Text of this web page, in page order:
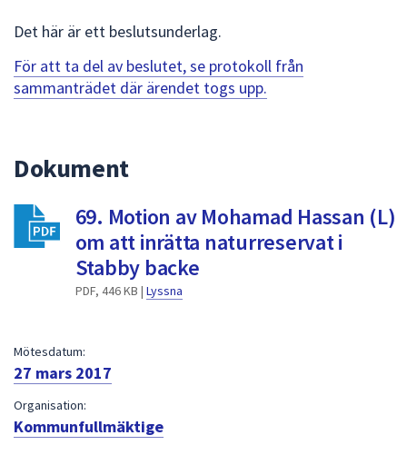
att
navigera
mellan
välja
något
Det här är ett beslutsunderlag.
För att ta del av beslutet, se protokoll från
sammanträdet där ärendet togs upp.
Dokument
69. Motion av Mohamad Hassan (L)
om att inrätta naturreservat i
Stabby backe
PDF, 446 KB | Lyssna
Mötesdatum:
27 mars 2017
Organisation:
Kommunfullmäktige